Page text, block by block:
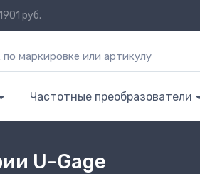
руб.
Частотные преобразователи
U-Gage